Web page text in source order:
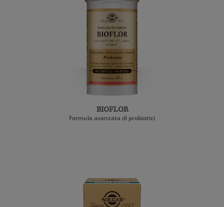
BIOFLOR
Formula avanzata di probiotici